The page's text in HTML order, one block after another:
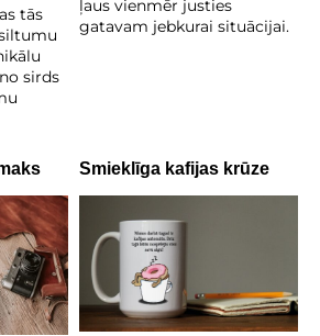
tās
sirds
ļaus vienmēr justies
gatavam jebkurai situācijai.
Smieklīga kafijas krūze